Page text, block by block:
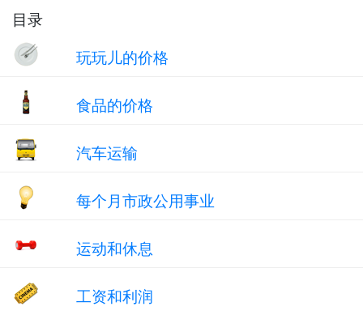
目录
玩玩儿的价格
食品的价格
汽车运输
每个月市政公用事业
运动和休息
工资和利润